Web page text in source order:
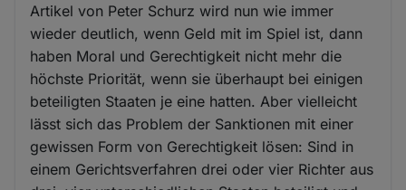
Artikel von Peter Schurz wird nun wie immer
wieder deutlich, wenn Geld mit im Spiel ist, dann
haben Moral und Gerechtigkeit nicht mehr die
höchste Priorität, wenn sie überhaupt bei einigen
beteiligten Staaten je eine hatten. Aber vielleicht
lässt sich das Problem der Sanktionen mit einer
gewissen Form von Gerechtigkeit lösen: Sind in
einem Gerichtsverfahren drei oder vier Richter aus